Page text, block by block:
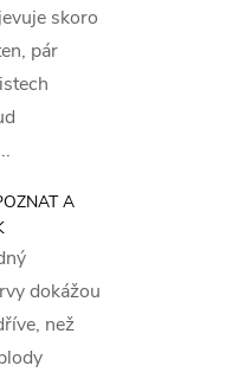
skoro
pár
A
dokážou
než
past
pokud
Přípravek
vyhubení